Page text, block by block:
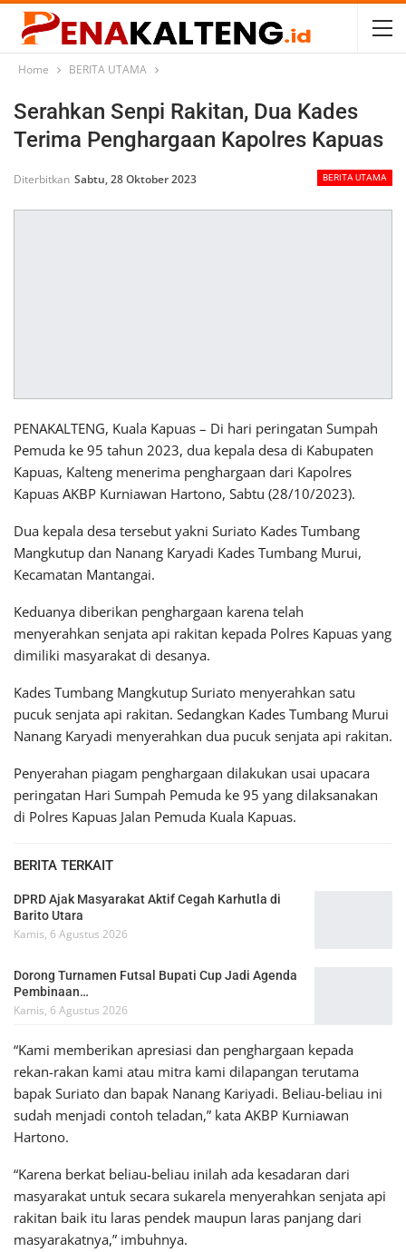
Home BERITA UTAMA
Serahkan Senpi Rakitan, Dua Kades
Terima Penghargaan Kapolres Kapuas
BERITA UTAMA
Diterbitkan Sabtu, 28 Oktober 2023
PENAKALTENG, Kuala Kapuas – Di hari peringatan Sumpah
Pemuda ke 95 tahun 2023, dua kepala desa di Kabupaten
Kapuas, Kalteng menerima penghargaan dari Kapolres
Kapuas AKBP Kurniawan Hartono, Sabtu (28/10/2023).
Dua kepala desa tersebut yakni Suriato Kades Tumbang
Mangkutup dan Nanang Karyadi Kades Tumbang Murui,
Kecamatan Mantangai.
Keduanya diberikan penghargaan karena telah
menyerahkan senjata api rakitan kepada Polres Kapuas yang
dimiliki masyarakat di desanya.
Kades Tumbang Mangkutup Suriato menyerahkan satu
pucuk senjata api rakitan. Sedangkan Kades Tumbang Murui
Nanang Karyadi menyerahkan dua pucuk senjata api rakitan.
Penyerahan piagam penghargaan dilakukan usai upacara
peringatan Hari Sumpah Pemuda ke 95 yang dilaksanakan
di Polres Kapuas Jalan Pemuda Kuala Kapuas.
BERITA TERKAIT
DPRD Ajak Masyarakat Aktif Cegah Karhutla di
Barito Utara
Kamis, 6 Agustus 2026
Dorong Turnamen Futsal Bupati Cup Jadi Agenda
Pembinaan…
Kamis, 6 Agustus 2026
“Kami memberikan apresiasi dan penghargaan kepada
rekan-rakan kami atau mitra kami dilapangan terutama
bapak Suriato dan bapak Nanang Kariyadi. Beliau-beliau ini
sudah menjadi contoh teladan,” kata AKBP Kurniawan
Hartono.
“Karena berkat beliau-beliau inilah ada kesadaran dari
masyarakat untuk secara sukarela menyerahkan senjata api
rakitan baik itu laras pendek maupun laras panjang dari
masyarakatnya,” imbuhnya.